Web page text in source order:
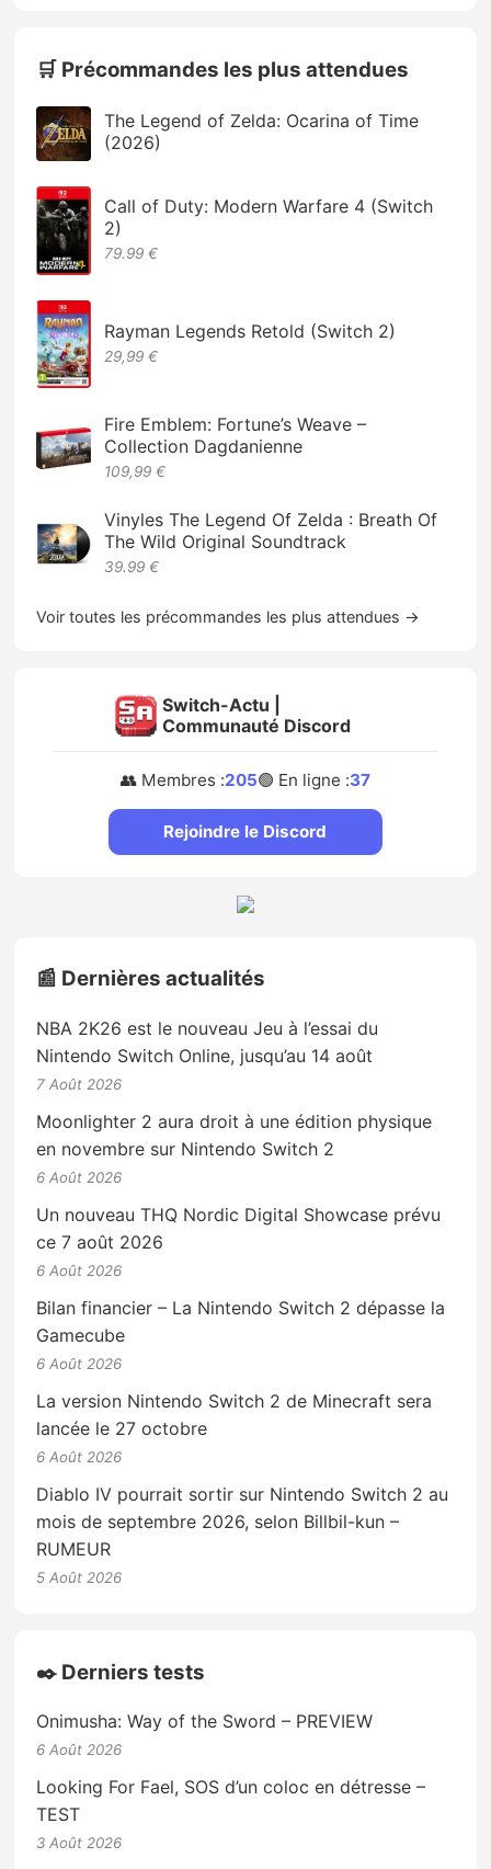
🛒 Précommandes les plus attendues
The Legend of Zelda: Ocarina of Time
(2026)
Call of Duty: Modern Warfare 4 (Switch
2)
79.99 €
Rayman Legends Retold (Switch 2)
29,99 €
Fire Emblem: Fortune’s Weave –
Collection Dagdanienne
109,99 €
Vinyles The Legend Of Zelda : Breath Of
The Wild Original Soundtrack
39.99 €
Voir toutes les précommandes les plus attendues →
Switch-Actu |
Communauté Discord
👥 Membres :205🟢 En ligne :37
Rejoindre le Discord
📰 Dernières actualités
NBA 2K26 est le nouveau Jeu à l’essai du
Nintendo Switch Online, jusqu’au 14 août
7 Août 2026
Moonlighter 2 aura droit à une édition physique
en novembre sur Nintendo Switch 2
6 Août 2026
Un nouveau THQ Nordic Digital Showcase prévu
ce 7 août 2026
6 Août 2026
Bilan financier – La Nintendo Switch 2 dépasse la
Gamecube
6 Août 2026
La version Nintendo Switch 2 de Minecraft sera
lancée le 27 octobre
6 Août 2026
Diablo IV pourrait sortir sur Nintendo Switch 2 au
mois de septembre 2026, selon Billbil-kun –
RUMEUR
5 Août 2026
✒️ Derniers tests
Onimusha: Way of the Sword – PREVIEW
6 Août 2026
Looking For Fael, SOS d’un coloc en détresse –
TEST
3 Août 2026